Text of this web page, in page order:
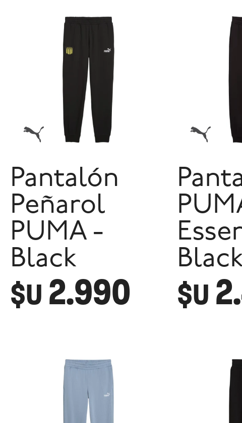
Pantalón
Peñarol
PUMA -
Black
$U 2.990 $U